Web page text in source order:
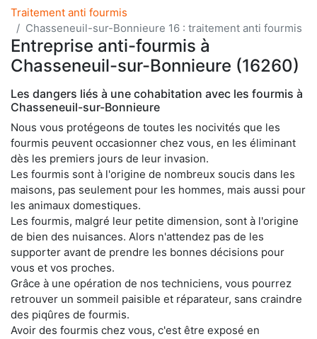
Traitement anti fourmis
Chasseneuil-sur-Bonnieure 16 : traitement anti fourmis
Entreprise anti-fourmis à
Chasseneuil-sur-Bonnieure (16260)
Les dangers liés à une cohabitation avec les fourmis à
Chasseneuil-sur-Bonnieure
Nous vous protégeons de toutes les nocivités que les
fourmis peuvent occasionner chez vous, en les éliminant
dès les premiers jours de leur invasion.
Les fourmis sont à l'origine de nombreux soucis dans les
maisons, pas seulement pour les hommes, mais aussi pour
les animaux domestiques.
Les fourmis, malgré leur petite dimension, sont à l'origine
de bien des nuisances. Alors n'attendez pas de les
supporter avant de prendre les bonnes décisions pour
vous et vos proches.
Grâce à une opération de nos techniciens, vous pourrez
retrouver un sommeil paisible et réparateur, sans craindre
des piqûres de fourmis.
Avoir des fourmis chez vous, c'est être exposé en